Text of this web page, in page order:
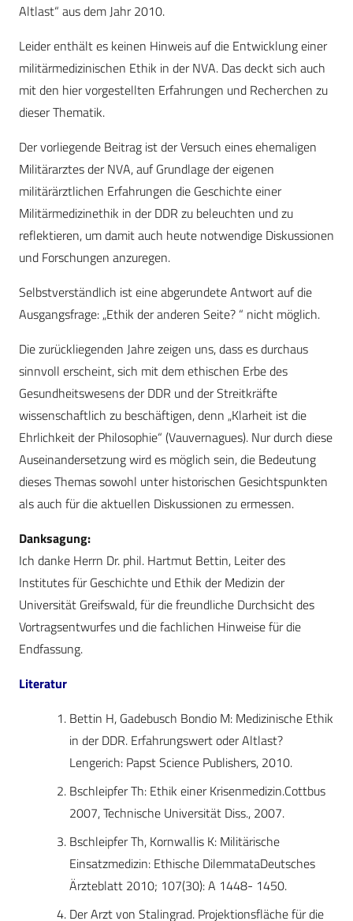
Altlast“ aus dem Jahr 2010.
Leider enthält es keinen Hinweis auf die Entwicklung einer
militärmedizinischen Ethik in der NVA. Das deckt sich auch
mit den hier vorgestellten Erfahrungen und Recherchen zu
dieser Thematik.
Der vorliegende Beitrag ist der Versuch eines ehemaligen
Militärarztes der NVA, auf Grundlage der eigenen
militärärztlichen Erfahrungen die Geschichte einer
Militärmedizinethik in der DDR zu beleuchten und zu
reflektieren, um damit auch heute notwendige Diskussionen
und Forschungen anzuregen.
Selbstverständlich ist eine abgerundete Antwort auf die
Ausgangsfrage: „Ethik der anderen Seite? “ nicht möglich.
Die zurückliegenden Jahre zeigen uns, dass es durchaus
sinnvoll erscheint, sich mit dem ethischen Erbe des
Gesundheitswesens der DDR und der Streitkräfte
wissenschaftlich zu beschäftigen, denn „Klarheit ist die
Ehrlichkeit der Philosophie“ (Vauvernagues). Nur durch diese
Auseinandersetzung wird es möglich sein, die Bedeutung
dieses Themas sowohl unter historischen Gesichtspunkten
als auch für die aktuellen Diskussionen zu ermessen.
Danksagung:
Ich danke Herrn Dr. phil. Hartmut Bettin, Leiter des
Institutes für Geschichte und Ethik der Medizin der
Universität Greifswald, für die freundliche Durchsicht des
Vortragsentwurfes und die fachlichen Hinweise für die
Endfassung.
Literatur
Bettin H, Gadebusch Bondio M: Medizinische Ethik
in der DDR. Erfahrungswert oder Altlast?
Lengerich: Papst Science Publishers, 2010.
Bschleipfer Th: Ethik einer Krisenmedizin.Cottbus
2007, Technische Universität Diss., 2007.
Bschleipfer Th, Kornwallis K: Militärische
Einsatzmedizin: Ethische DilemmataDeutsches
Ärzteblatt 2010; 107(30): A 1448- 1450.
Der Arzt von Stalingrad. Projektionsfläche für die